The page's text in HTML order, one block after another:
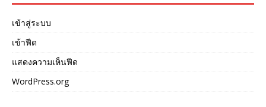
เข้าสู่ระบบ
เข้าฟีด
แสดงความเห็นฟีด
WordPress.org